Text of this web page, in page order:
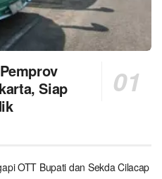
Siap
OTT Bupati dan Sekda Cilacap